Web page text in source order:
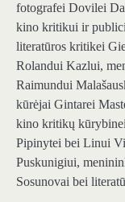
fotografei Dovilei
kino kritikui ir
literatūros kritikei
Rolandui Kazlui,
Raimundui
kūrėjai Gintarei
kino kritikų
Pipinytei bei Linui
Puskunigiui,
Sosunovai bei